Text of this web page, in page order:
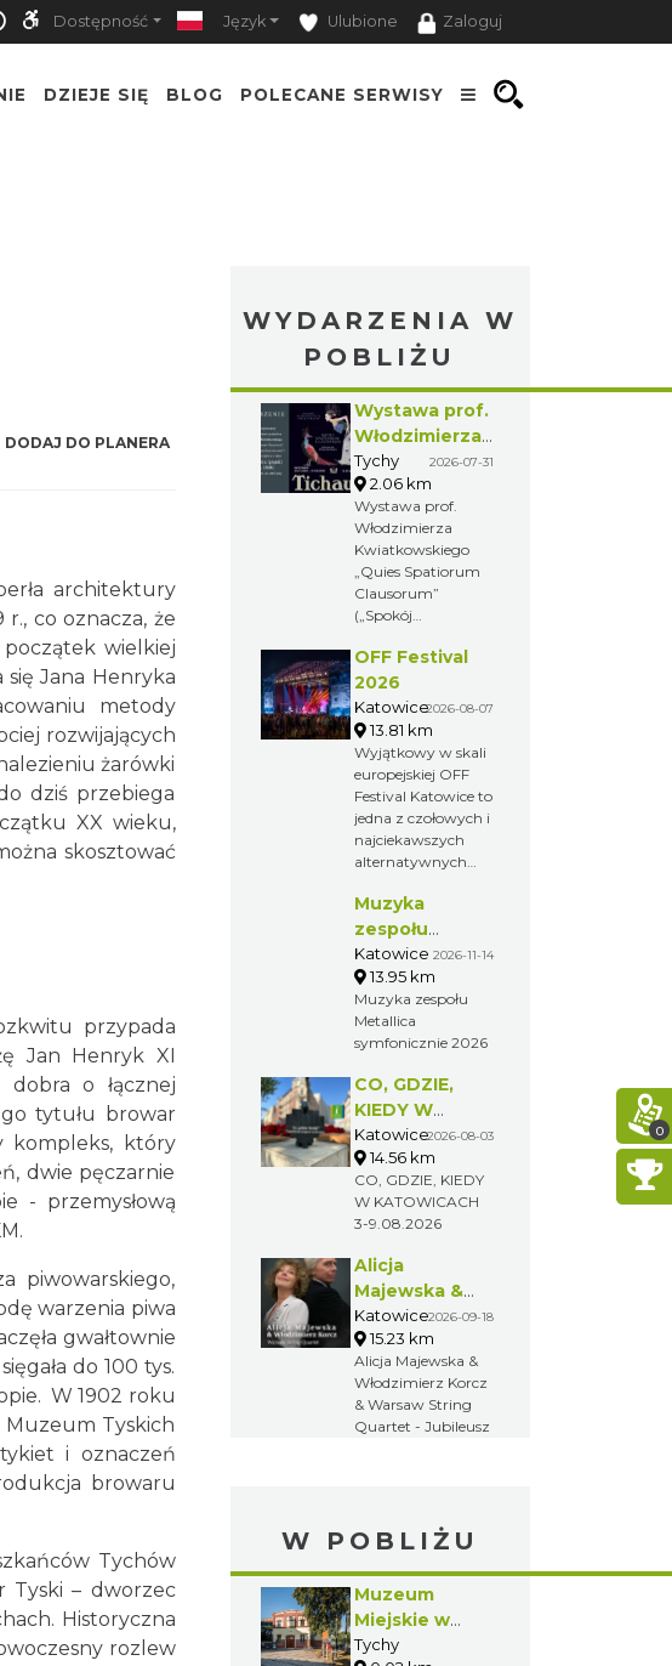
Dostępność Język Ulubione Zaloguj
DZIEJE SIĘ BLOG POLECANE SERWISY
DODAJ DO PLANERA
architektury
co oznacza, że
wielkiej
Jana Henryka
metody
rozwijających
żarówki
dziś przebiega
XX wieku,
skosztować
przypada
Jan Henryk XI
dobra o łącznej
tytułu browar
kompleks, który
dwie pęczarnie
- przemysłową
piwowarskiego,
warzenia piwa
gwałtownie
do 100 tys.
W 1902 roku
Muzeum Tyskich
i oznaczeń
browaru
Tychów
Tyski – dworzec
Historyczna
rozlew
WYDARZENIA W
POBLIŻU
Wystawa prof.
Włodzimierza
Kwiatkowskiego
w Tichauer Art
Gallery
Tychy 2026-07-31
2.06 km
Wystawa prof.
Włodzimierza
Kwiatkowskiego
„Quies Spatiorum
Clausorum”
(„Spokój
przestrzeni”).
Wernisaż odbędzie
się 31 lipca 2026 r. o
godz. 18:00 w
Tichauer Art
Gallery w Browarze
Obywatelskim
Tichauer w
Tychach.
OFF Festival
2026
Katowice2026-08-07
13.81 km
Wyjątkowy w skali
europejskiej OFF
Festival Katowice to
jedna z czołowych i
najciekawszych
alternatywnych
muzycznych w
Polsce,
prezentujący kilka
scen z udziałem
niemalże kilkuset
wykonawców z
Polski i zagranicy.
Muzyka
zespołu
Metallica
symfonicznie
2026
Katowice 2026-11-14
13.95 km
Muzyka zespołu
Metallica
symfonicznie 2026
CO, GDZIE,
KIEDY W
KATOWICACH
3-9.08.2026
Katowice2026-08-03
14.56 km
CO, GDZIE, KIEDY
W KATOWICACH
3-9.08.2026
Alicja
Majewska &
Włodzimierz
Korcz &
Warsaw String
Quartet -
Jubileusz
Katowice2026-09-18
15.23 km
Alicja Majewska &
Włodzimierz Korcz
& Warsaw String
Quartet - Jubileusz
W POBLIŻU
Muzeum
Miejskie w
Tychach
Tychy
0